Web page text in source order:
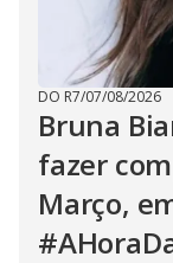
DO R7/07/08/2026
Bruna
fazer
Março,